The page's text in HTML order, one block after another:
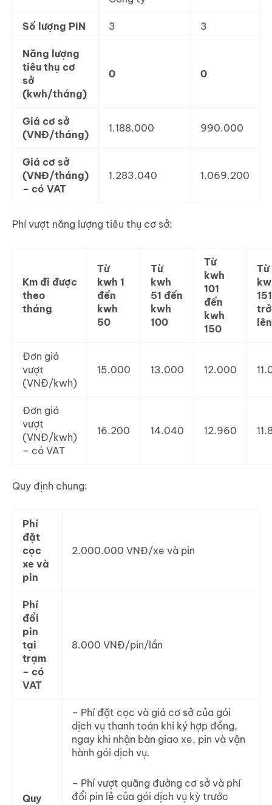
Số lượng PIN 3 3
Năng lượng
tiêu thụ cơ
sở
(kwh/tháng)
0 0
Giá cơ sở
(VNĐ/tháng)
1.188.000 990.000
Giá cơ sở
(VNĐ/tháng)
– có VAT
1.283.040 1.069.200
Phí vượt năng lượng tiêu thụ cơ sở:
Km đi được
theo
tháng
Từ
kwh 1
đến
kwh
50
Từ
kwh
51 đến
kwh
100
Từ
kwh
101
đến
kwh
150
Từ
151
trở
lên
Đơn giá
vượt
(VNĐ/kwh)
15.000 13.000 12.000
Đơn giá
vượt
(VNĐ/kwh)
– có VAT
16.200 14.040 12.960
Quy định chung:
Phí
đặt
cọc
xe và
pin
2.000.000 VNĐ/xe và pin
Phí
đổi
pin
tại
trạm
– có
VAT
8.000 VNĐ/pin/lần
Quy
– Phí đặt cọc và giá cơ sở của gói
dịch vụ thanh toán khi ký hợp đồng,
ngay khi nhận bàn giao xe, pin và vận
hành gói dịch vụ.
– Phí vượt quãng đường cơ sở và phí
đổi pin lẻ của gói dịch vụ kỳ trước